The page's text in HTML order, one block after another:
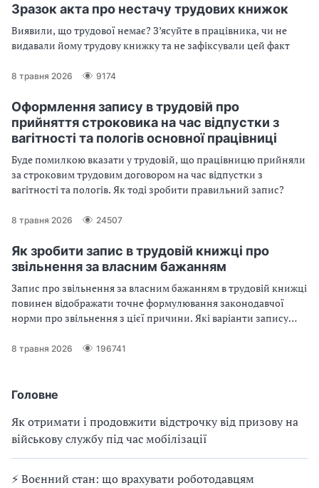
Головне
Як отримати і продовжити відстрочку від призову на
військову службу під час мобілізації
⚡ Воєнний стан: що врахувати роботодавцям
підтверджує законність припинення трудових відносин
Зразок акта про нестачу трудових книжок
Виявили, що трудової немає? З’ясуйте в працівника, чи не
видавали йому трудову книжку та не зафіксували цей факт
8 травня 2026 9174
Оформлення запису в трудовій про
прийняття строковика на час відпустки з
вагітності та пологів основної працівниці
Буде помилкою вказати у трудовій, що працівницю прийняли
за строковим трудовим договором на час відпустки з
вагітності та пологів. Як тоді зробити правильний запис?
8 травня 2026 24507
Як зробити запис в трудовій книжці про
звільнення за власним бажанням
Запис про звільнення за власним бажанням в трудовій книжці
повинен відображати точне формулювання законодавчої
норми про звільнення з цієї причини. Які варіанти запису
таких записів, — у статті.
8 травня 2026 196741